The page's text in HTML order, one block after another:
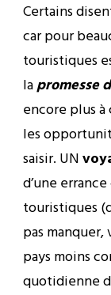
Certains
car pour
touristiques
lapromesse
encore plus
les
saisir. UN
d’une
touristiques
pas
pays moins
quotidienne